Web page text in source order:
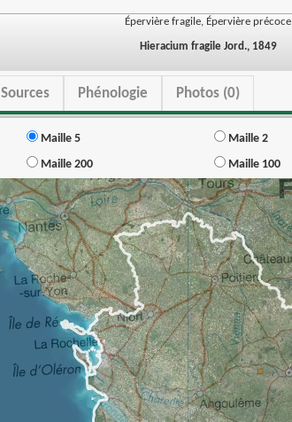
Épervière fragile, Épervière précoce
Hieracium fragile Jord., 1849
Sources Phénologie Photos (0)
Maille 5
Maille 2
Maille 200 Maille 100